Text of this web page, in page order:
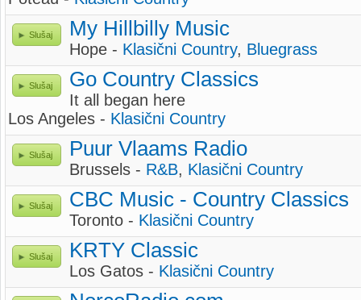
Slušaj My Hillbilly Music
Hope - Klasični Country, Bluegrass
Slušaj Go Country Classics
It all began here
Los Angeles - Klasični Country
Slušaj Puur Vlaams Radio
Brussels - R&B, Klasični Country
Slušaj CBC Music - Country Classics
Toronto - Klasični Country
Slušaj KRTY Classic
Los Gatos - Klasični Country